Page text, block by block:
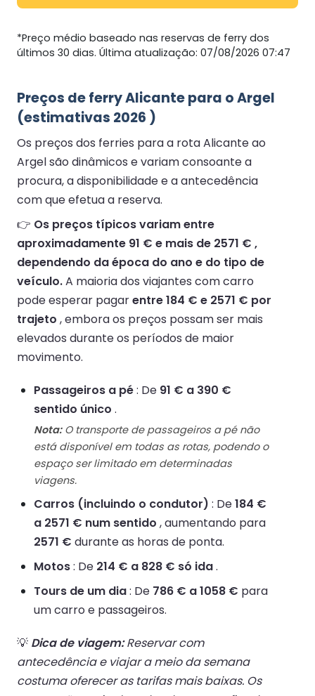
*Preço médio baseado nas reservas de ferry dos
últimos 30 dias. Última atualização: 07/08/2026 07:47
Preços de ferry Alicante para o Argel
(estimativas 2026 )
Os preços dos ferries para a rota Alicante ao
Argel são dinâmicos e variam consoante a
procura, a disponibilidade e a antecedência
com que efetua a reserva.
👉 Os preços típicos variam entre
aproximadamente 91 € e mais de 2571 € ,
dependendo da época do ano e do tipo de
veículo.A maioria dos viajantes com carro
pode esperar pagarentre 184 € e 2571 € por
trajeto , embora os preços possam ser mais
elevados durante os períodos de maior
movimento.
Passageiros a pé: De 91 € a 390 €
sentido único .
Nota:O transporte de passageiros a pé não
está disponível em todas as rotas, podendo o
espaço ser limitado em determinadas
viagens.
Carros (incluindo o condutor) : De184 €
a 2571 € num sentido , aumentando para
2571 € durante as horas de ponta.
Motos: De 214 € a 828 € só ida.
Tours de um dia: De 786 € a 1058 € para
um carro e passageiros.
💡 Dica de viagem:Reservar com
antecedência e viajar a meio da semana
costuma oferecer as tarifas mais baixas. Os